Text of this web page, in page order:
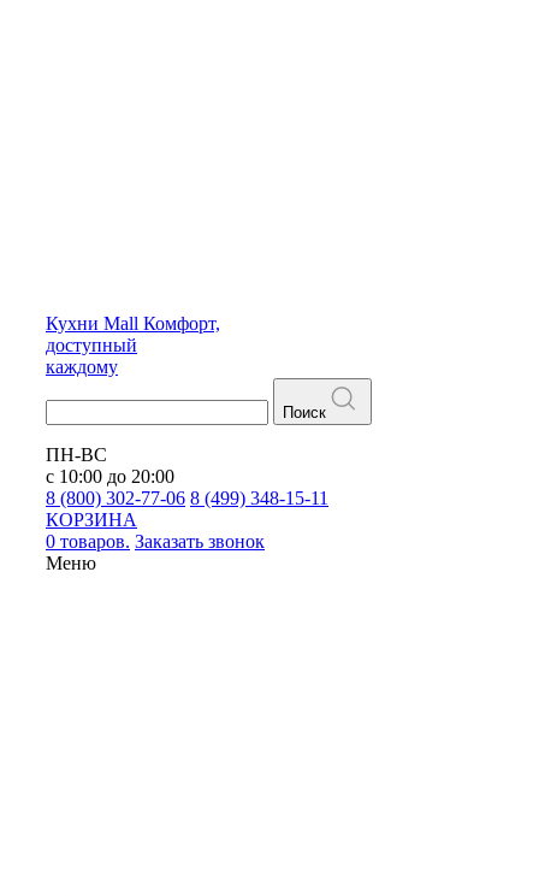
Кухни Mall Комфорт,
доступный
каждому
Поиск
ПН-ВС
с 10:00 до 20:00
8 (800) 302-77-06 8 (499) 348-15-11
КОРЗИНА
0 товаров. Заказать звонок
Меню